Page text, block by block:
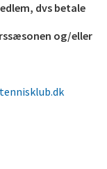
dvs betale
og/eller